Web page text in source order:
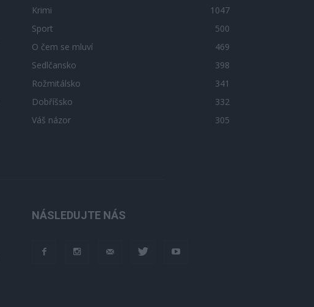
Krimi
1047
Sport
500
O čem se mluví
469
Sedlčansko
398
Rožmitálsko
341
Dobříšsko
332
Váš názor
305
NÁSLEDUJTE NÁS